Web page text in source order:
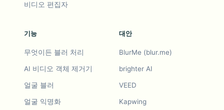
비디오 편집자
기능
무엇이든 블러 처리
AI 비디오 객체 제거기
얼굴 블러
얼굴 익명화
대안
BlurMe (blur.me)
brighter AI
VEED
Kapwing